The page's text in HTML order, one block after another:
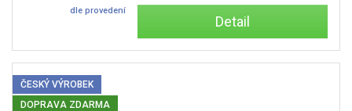
dle provedení
Detail
ČESKÝ VÝROBEK
DOPRAVA ZDARMA